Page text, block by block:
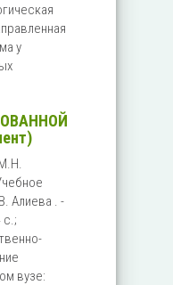
у
Алиева . -
c.;
вузе: